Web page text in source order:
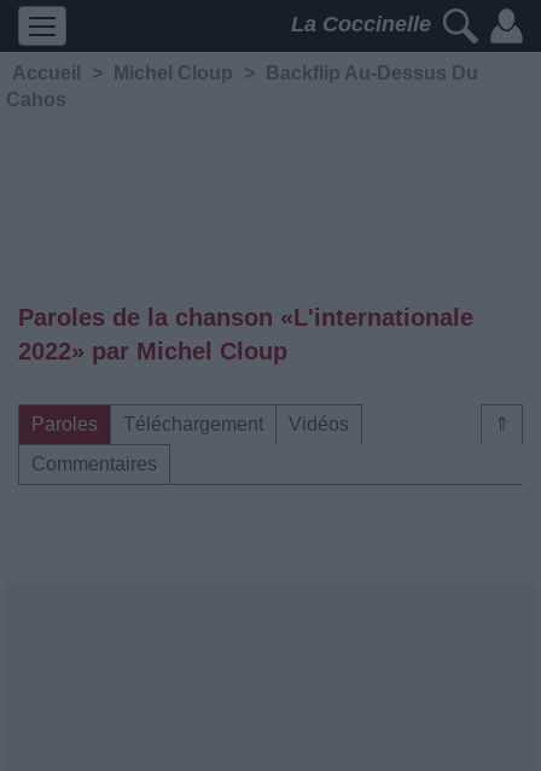
La Coccinelle
Accueil > Michel Cloup >
Backflip Au-Dessus Du
Cahos
Paroles de la chanson «L'internationale
2022» par Michel Cloup
⇑
Paroles Téléchargement
Vidéos
Commentaires